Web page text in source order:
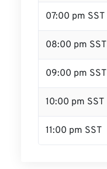
07:00 pm SST
08:00 pm SST
09:00 pm SST
10:00 pm SST
11:00 pm SST